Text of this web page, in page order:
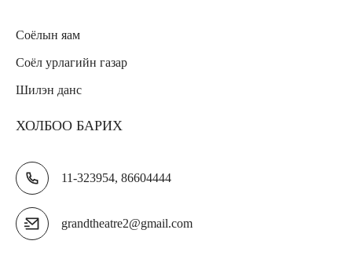
Соёлын яам
Соёл урлагийн газар
Шилэн данс
ХОЛБОО БАРИХ
11-323954, 86604444
grandtheatre2@gmail.com